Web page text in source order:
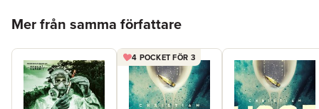
Mer från samma författare
4 POCKET FÖR 3